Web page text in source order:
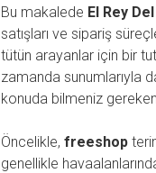
Bu makalede El Rey
satışları ve sipariş
tütün arayanlar için bir
zamanda sunumlarıyla
konuda bilmeniz
Öncelikle, freeshop
genellikle